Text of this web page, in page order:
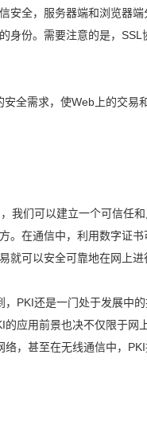
安全，服务器端和浏览器
身份。需要注意的是，SSL
全需求，使Web上的交易
我们可以建立一个可信任
。在通信中，利用数字证书
就可以安全可靠地在网上进
PKI还是一门处于发展中
应用前景也决不仅限于网
，甚至在无线通信中，